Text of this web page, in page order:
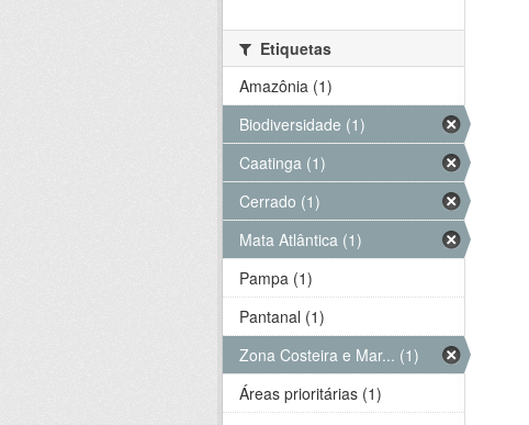
Etiquetas
Amazônia (1)
Biodiversidade (1)
Caatinga (1)
Cerrado (1)
Mata Atlântica (1)
Pampa (1)
Pantanal (1)
Zona Costeira e Mar... (1)
Áreas prioritárias (1)